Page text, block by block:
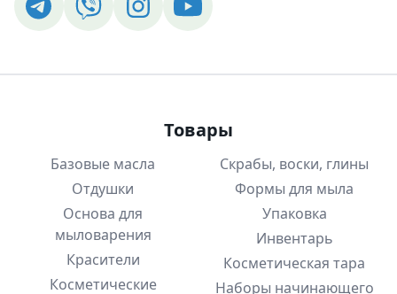
Товары
Базовые масла
Отдушки
Основа для
мыловарения
Красители
Косметические
Скрабы, воски, глины
Формы для мыла
Упаковка
Инвентарь
Косметическая тара
Наборы начинающего